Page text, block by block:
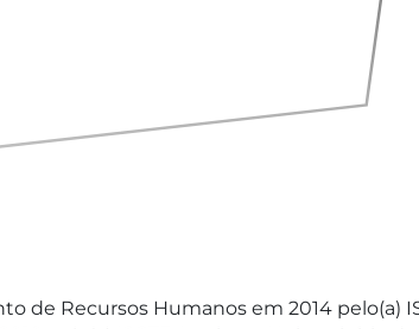
de Recursos Humanos em 2014 pelo(a)